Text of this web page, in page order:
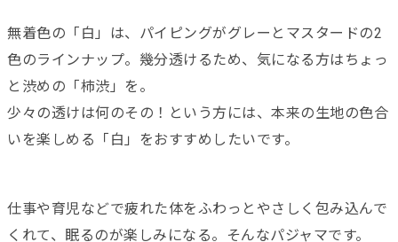
無着色の「白」は、パイピングがグレーとマスタードの2
色のラインナップ。幾分透けるため、気になる方はちょっ
と渋めの「柿渋」を。
少々の透けは何のその！という方には、本来の生地の色合
いを楽しめる「白」をおすすめしたいです。
仕事や育児などで疲れた体をふわっとやさしく包み込んで
くれて、眠るのが楽しみになる。そんなパジャマです。